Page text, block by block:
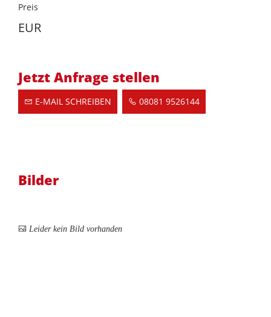
Preis
EUR
Jetzt Anfrage stellen
E-MAIL SCHREIBEN 08081 9526144
Bilder
Leider kein Bild vorhanden